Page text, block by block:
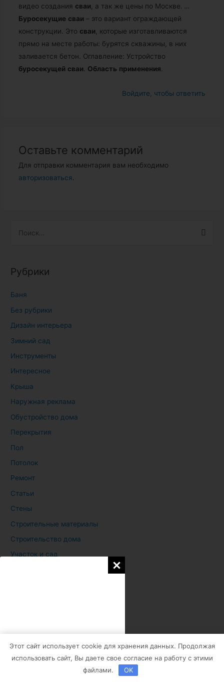
видео создания сваи, а так же цены по Москве. …
Буросекущие сваи – это вариант ограждающей
конструкции. Это сваи, которые изготавливаются
прямо на месте работы: бурятся скважины, в них
заливается бетон. Оглавление: Устройство
буросекущей сваи. Область применения.
Войдите, чтобы ответить
Оставьте комментарий
Для отправки комментария вам необходимо
авторизоваться.
т
:
Рубрики
Баня
Без рубрики
Дизайн интерьера
Зимний сад
Инструменты
Интересное
Крыша
Наружная реклама
Обустройство дома
Перекрытия
Пол
Потолок
Ремонт
Статьи
Стены
Строительные материалы
Строительство дома
Участок и сад
Этот сайт использует cookie для хранения данных. Продолжая
использовать сайт, Вы даете свое согласие на работу с этими
файлами.
OK